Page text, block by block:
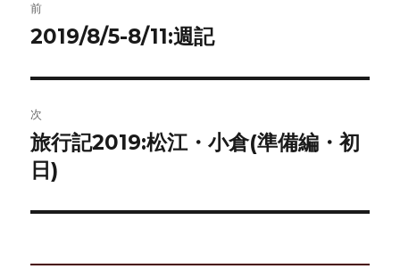
稿
ビ
ゲ
ー
シ
前
前
投
稿:
2019/8/5-8/11:週記
次
次
の
稿:
旅行記2019:松江・小倉(準備編・初
日)